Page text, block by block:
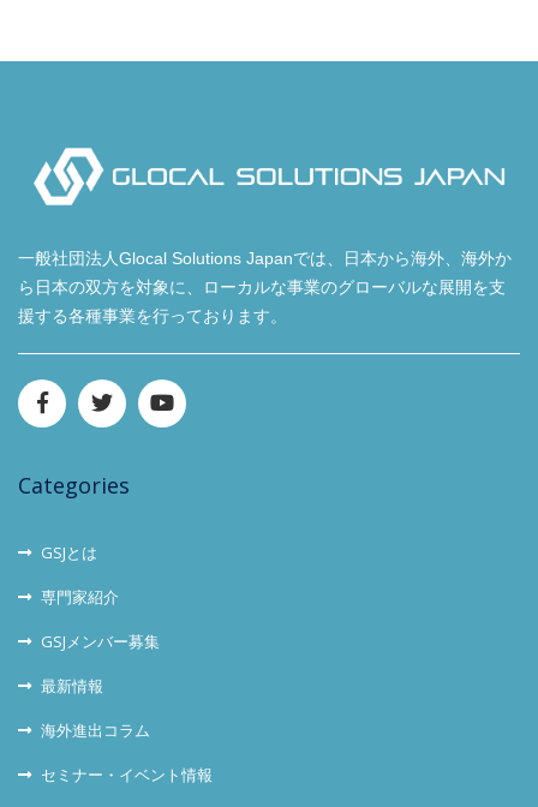
一般社団法人Glocal Solutions Japanでは、日本から海外、海外か
ら日本の双方を対象に、ローカルな事業のグローバルな展開を支
援する各種事業を行っております。
Categories
GSJとは
専門家紹介
GSJメンバー募集
最新情報
海外進出コラム
セミナー・イベント情報